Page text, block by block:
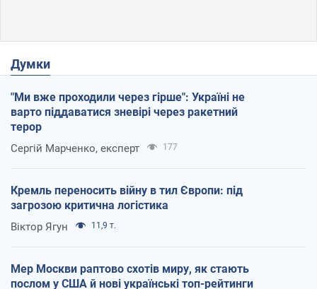
Думки
"Ми вже проходили через гірше": Україні не
варто піддаватися зневірі через ракетний
терор
Сергій Марченко, експерт 177
Кремль переносить війну в тил Європи: під
загрозою критична логістика
Віктор Ягун 11,9 т.
Мер Москви раптово схотів миру, як стають
послом у США й нові українські топ-рейтинги